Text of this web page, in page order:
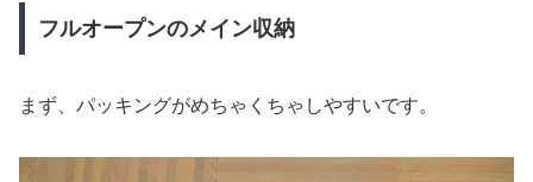
フルオープンのメイン収納
まず、パッキングがめちゃくちゃしやすいです。